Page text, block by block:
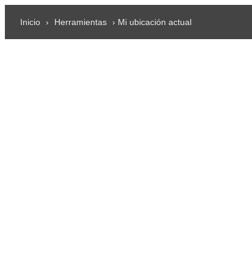
Inicio › Herramientas › Mi ubicación actual